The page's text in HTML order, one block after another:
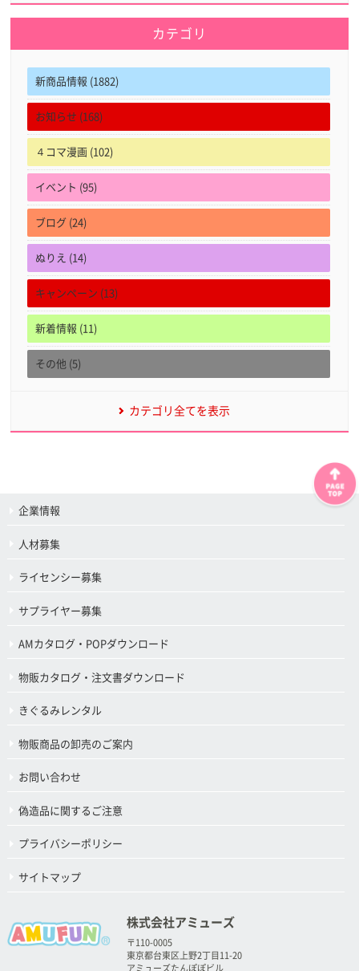
カテゴリ
新商品情報 (1882)
お知らせ (168)
４コマ漫画 (102)
イベント (95)
ブログ (24)
ぬりえ (14)
キャンペーン (13)
新着情報 (11)
その他 (5)
カテゴリ全てを表示
企業情報
人材募集
ライセンシー募集
サプライヤー募集
AMカタログ・POPダウンロード
物販カタログ・注文書ダウンロード
きぐるみレンタル
物販商品の卸売のご案内
お問い合わせ
偽造品に関するご注意
プライバシーポリシー
サイトマップ
株式会社アミューズ
〒110-0005
東京都台東区上野2丁目11-20
アミューズたんぽぽビル